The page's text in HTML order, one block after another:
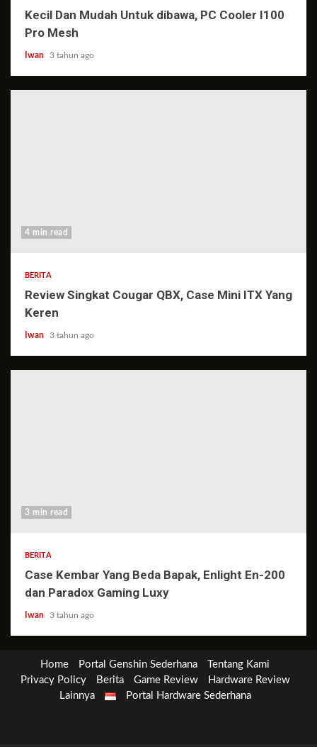
Kecil Dan Mudah Untuk dibawa, PC Cooler I100
Pro Mesh
Iwan 3 tahun ago
4 min read
BERITA
Review Singkat Cougar QBX, Case Mini ITX Yang
Keren
Iwan 3 tahun ago
3 min read
BERITA
Case Kembar Yang Beda Bapak, Enlight En-200
dan Paradox Gaming Luxy
Iwan 3 tahun ago
Home Portal Genshin Sederhana
Tentang Kami
Privacy Policy
Berita Game Review
Hardware Review
Lainnya
Portal Hardware Sederhana